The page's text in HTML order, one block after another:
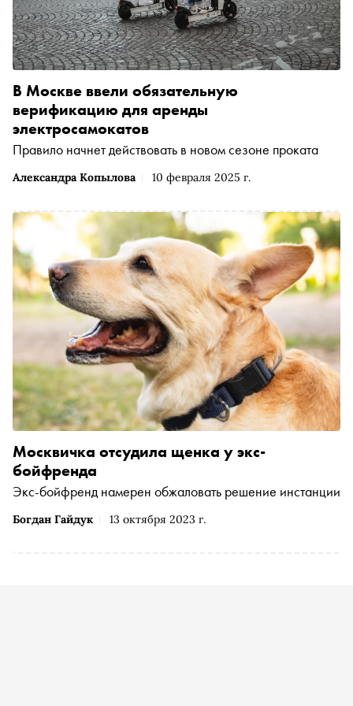
Александра Копылова 10 февраля 2025 г.
В Москве ввели обязательную
верификацию для аренды
электросамокатов
Правило начнет действовать в новом сезоне проката
Богдан Гайдук 13 октября 2023 г.
Москвичка отсудила щенка у экс-
бойфренда
Экс-бойфренд намерен обжаловать решение инстанции